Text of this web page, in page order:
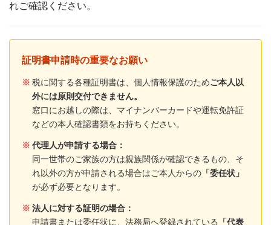
れご確認ください。
証明書申請時の重要なお願い
※ 税に関する各種証明書は、個人情報保護のためご本人以
外には原則交付できません。
窓口にお越しの際は、マイナンバーカードや運転免許証
などの本人確認書類をお持ちください。
※ 代理人が申請する場合：
同一世帯のご家族の方は親族関係が確認できるもの、そ
れ以外の方が申請される場合はご本人からの「委任状」
が必ず必要となります。
※ 法人に対する証明の場合：
申請書または委任状に、法務局へ登録されている
「代表